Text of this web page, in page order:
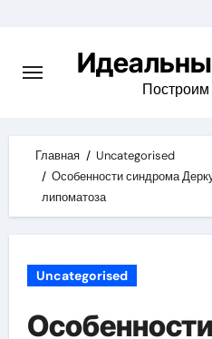
content
Главная
Uncategorised
Особенности синдрома
липоматоза
Uncategorised